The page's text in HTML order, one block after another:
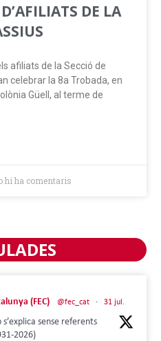
DE LA
afiliats de la Secció de
celebrar la 8a Trobada, en
Güell, al terme de
hi ha comentaris
(FEC) @fec_cat · 31 jul.
sense referents
2026)